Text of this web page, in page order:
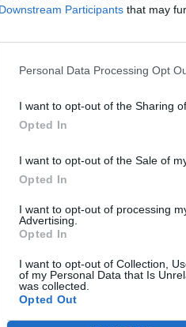
Downstream Participants that may
Personal Data Processing Opt
I want to opt-out of the Sharing
Opted In
I want to opt-out of the Sale of
Opted In
I want to opt-out of processing
Advertising.
Opted In
I want to opt-out of Collection,
of my Personal Data that Is
was collected.
Opted Out